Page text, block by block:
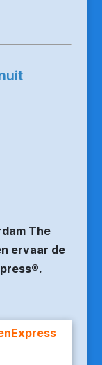
The
ervaar de